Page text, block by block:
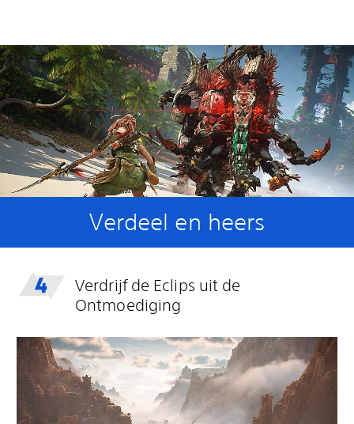
Verdeel en heers
Verdrijf de Eclips uit de
Ontmoediging